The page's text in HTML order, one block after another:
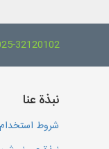
32120102
نبذة عنا
شروط استخدام